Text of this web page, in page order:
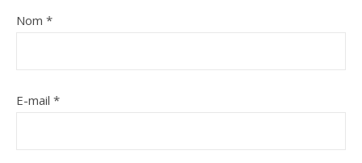
Nom *
E-mail *